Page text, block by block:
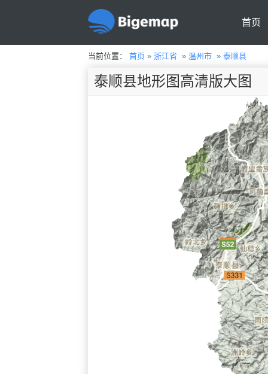
首页
当前位置： 首页» 浙江省 » 温州市» 泰顺县
泰顺县地形图高清版大图